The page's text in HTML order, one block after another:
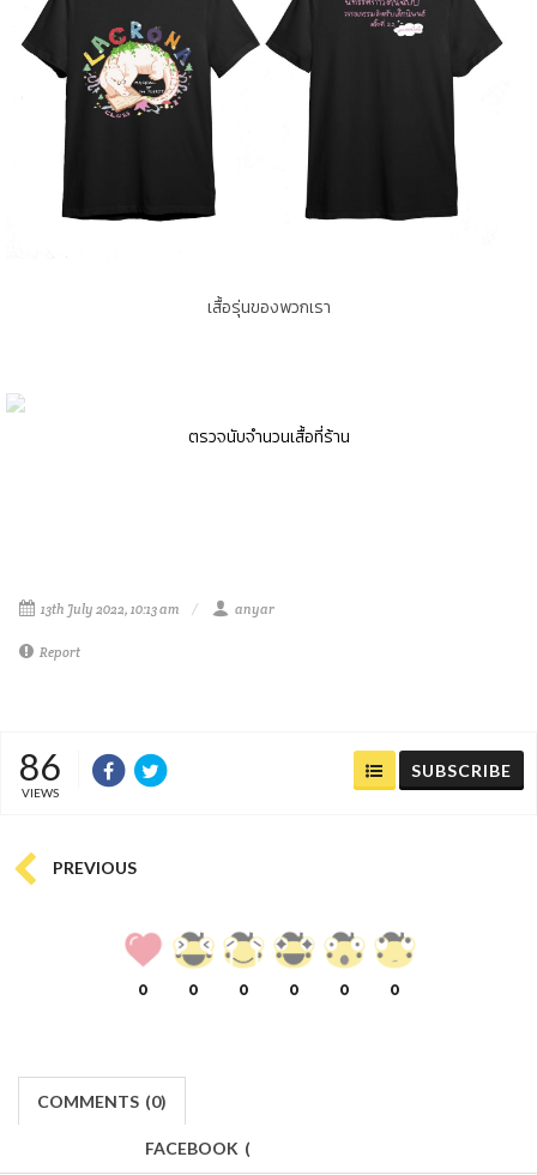
เสื้อรุ่นของพวกเรา
ตรวจนับจำนวนเสื้อที่ร้าน
13th July 2022, 10:13 am anyar
Report
86
VIEWS
SUBSCRIBE
PREVIOUS
0 0 0 0 0 0
COMMENTS (0)
FACEBOOK (